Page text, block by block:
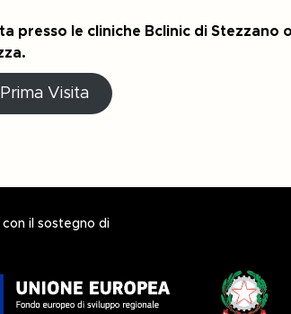
presso le cliniche Bclinic di
Visita
con il sostegno di